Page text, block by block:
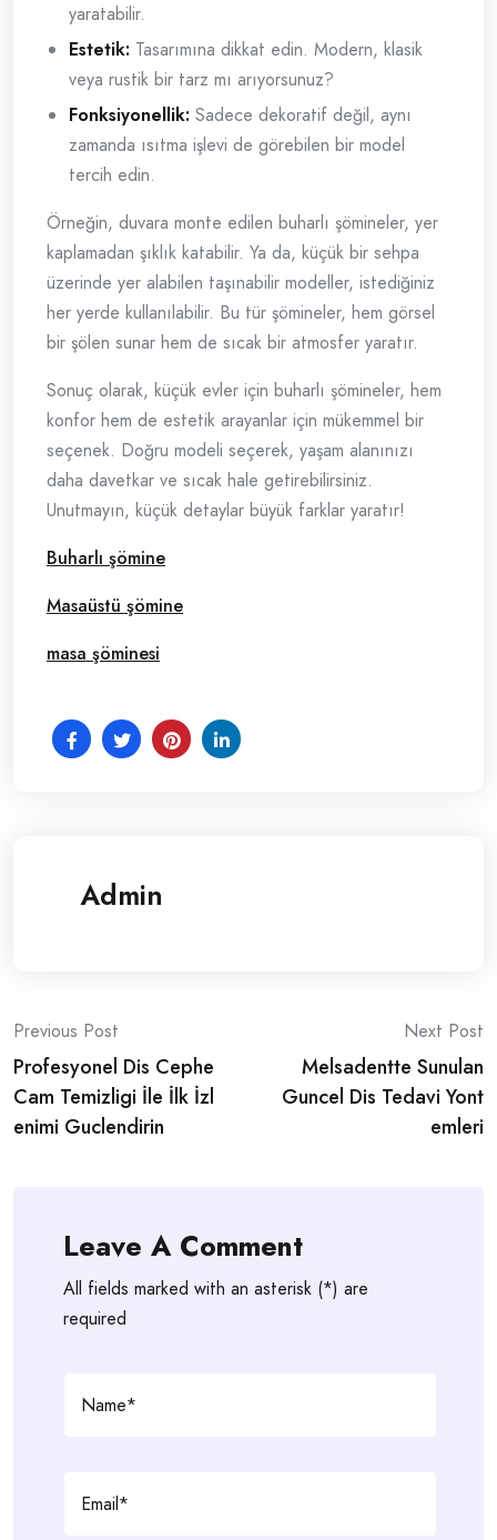
yaratabilir.
Estetik: Tasarımına dikkat edin. Modern, klasik
veya rustik bir tarz mı arıyorsunuz?
Fonksiyonellik: Sadece dekoratif değil, aynı
zamanda ısıtma işlevi de görebilen bir model
tercih edin.
Örneğin, duvara monte edilen buharlı şömineler, yer
kaplamadan şıklık katabilir. Ya da, küçük bir sehpa
üzerinde yer alabilen taşınabilir modeller, istediğiniz
her yerde kullanılabilir. Bu tür şömineler, hem görsel
bir şölen sunar hem de sıcak bir atmosfer yaratır.
Sonuç olarak, küçük evler için buharlı şömineler, hem
konfor hem de estetik arayanlar için mükemmel bir
seçenek. Doğru modeli seçerek, yaşam alanınızı
daha davetkar ve sıcak hale getirebilirsiniz.
Unutmayın, küçük detaylar büyük farklar yaratır!
Buharlı şömine
Masaüstü şömine
masa şöminesi
Admin
Post
navigation
Previous Post
Profesyonel Dis Cephe
Cam Temizligi İle İlk İzl
enimi Guclendirin
Next Post
Melsadentte Sunulan
Guncel Dis Tedavi Yont
emleri
Leave A Comment
All fields marked with an asterisk (*) are
required